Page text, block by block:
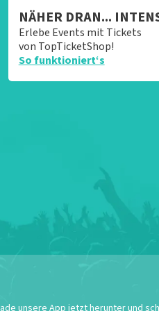
NÄHER DRAN...
Erlebe Events mit Tickets
von TopTicketShop!
So funktioniert‘s